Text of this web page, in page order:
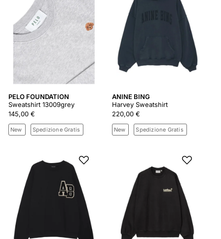
PELO FOUNDATION
Sweatshirt 13009grey
145,00 €
New Spedizione Gratis
ANINE BING
Harvey Sweatshirt
220,00 €
New Spedizione Gratis